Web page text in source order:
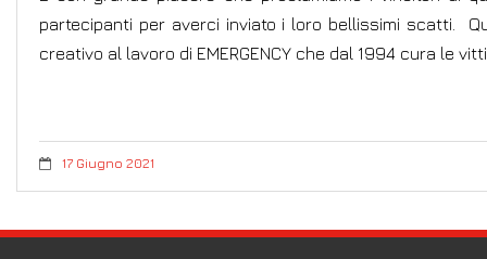
partecipanti per averci inviato i loro bellissimi scatti.
creativo al lavoro di EMERGENCY che dal 1994 cura le
17 Giugno 2021